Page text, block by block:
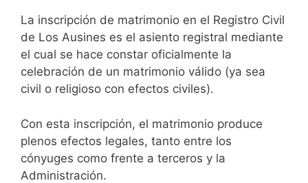
La inscripción de matrimonio en el Registro Civil
de Los Ausines es el asiento registral mediante
el cual se hace constar oficialmente la
celebración de un matrimonio válido (ya sea
civil o religioso con efectos civiles).
Con esta inscripción, el matrimonio produce
plenos efectos legales, tanto entre los
cónyuges como frente a terceros y la
Administración.